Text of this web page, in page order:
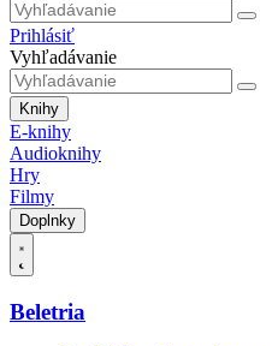
Prihlásiť
Vyhľadávanie
Knihy
E-knihy
Audioknihy
Hry
Filmy
Doplnky
Beletria